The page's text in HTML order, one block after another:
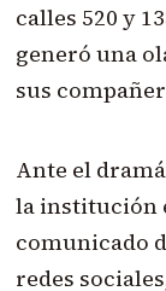
calles 520 y
generó una
sus
Ante el
la institución
comunicado
redes